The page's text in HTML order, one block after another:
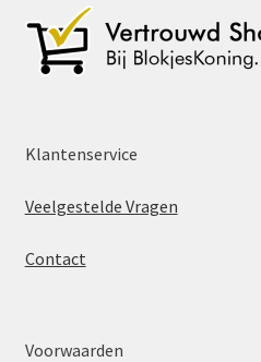
Klantenservice
Veelgestelde Vragen
Contact
Voorwaarden